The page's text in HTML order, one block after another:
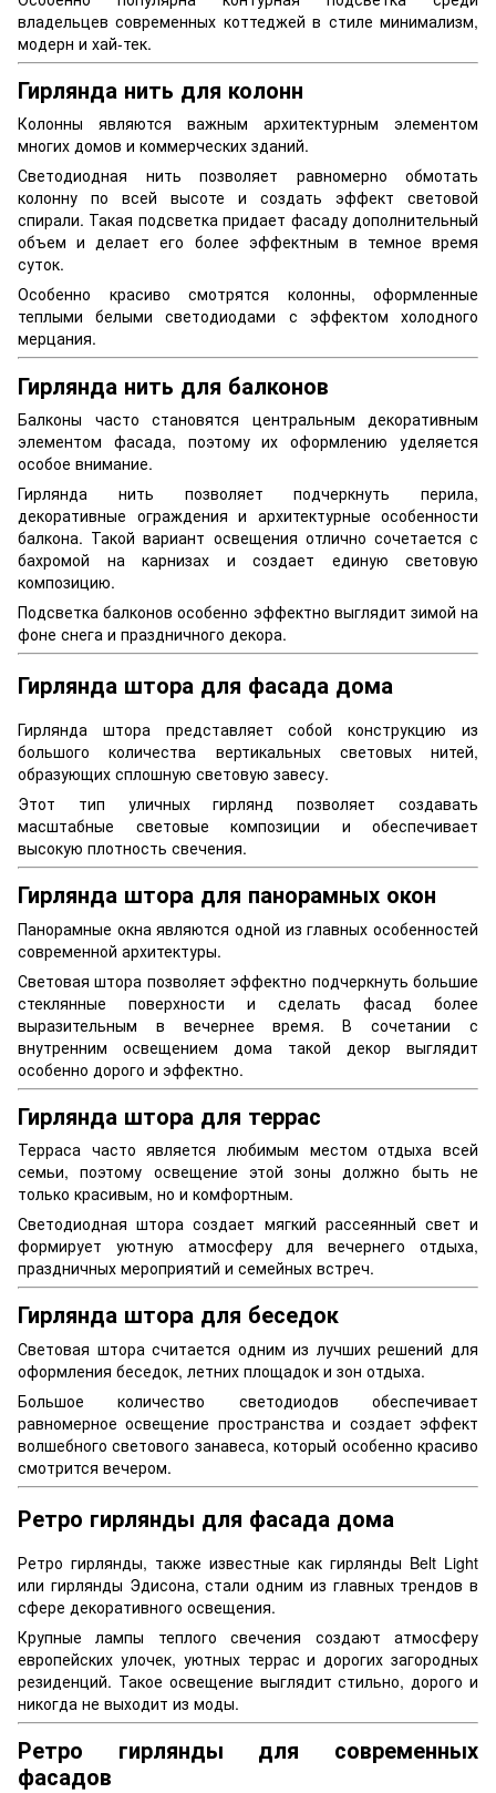
владельцев современных коттеджей в стиле минимализм,
модерн и хай-тек.
Гирлянда нить для колонн
Колонны являются важным архитектурным элементом
многих домов и коммерческих зданий.
Светодиодная нить позволяет равномерно обмотать
колонну по всей высоте и создать эффект световой
спирали. Такая подсветка придает фасаду дополнительный
объем и делает его более эффектным в темное время
суток.
Особенно красиво смотрятся колонны, оформленные
теплыми белыми светодиодами с эффектом холодного
мерцания.
Гирлянда нить для балконов
Балконы часто становятся центральным декоративным
элементом фасада, поэтому их оформлению уделяется
особое внимание.
Гирлянда нить позволяет подчеркнуть перила,
декоративные ограждения и архитектурные особенности
балкона. Такой вариант освещения отлично сочетается с
бахромой на карнизах и создает единую световую
композицию.
Подсветка балконов особенно эффектно выглядит зимой на
фоне снега и праздничного декора.
Гирлянда штора для фасада дома
Гирлянда штора представляет собой конструкцию из
большого количества вертикальных световых нитей,
образующих сплошную световую завесу.
Этот тип уличных гирлянд позволяет создавать
масштабные световые композиции и обеспечивает
высокую плотность свечения.
Гирлянда штора для панорамных окон
Панорамные окна являются одной из главных особенностей
современной архитектуры.
Световая штора позволяет эффектно подчеркнуть большие
стеклянные поверхности и сделать фасад более
выразительным в вечернее время. В сочетании с
внутренним освещением дома такой декор выглядит
особенно дорого и эффектно.
Гирлянда штора для террас
Терраса часто является любимым местом отдыха всей
семьи, поэтому освещение этой зоны должно быть не
только красивым, но и комфортным.
Светодиодная штора создает мягкий рассеянный свет и
формирует уютную атмосферу для вечернего отдыха,
праздничных мероприятий и семейных встреч.
Гирлянда штора для беседок
Световая штора считается одним из лучших решений для
оформления беседок, летних площадок и зон отдыха.
Большое количество светодиодов обеспечивает
равномерное освещение пространства и создает эффект
волшебного светового занавеса, который особенно красиво
смотрится вечером.
Ретро гирлянды для фасада дома
Ретро гирлянды, также известные как гирлянды Belt Light
или гирлянды Эдисона, стали одним из главных трендов в
сфере декоративного освещения.
Крупные лампы теплого свечения создают атмосферу
европейских улочек, уютных террас и дорогих загородных
резиденций. Такое освещение выглядит стильно, дорого и
никогда не выходит из моды.
Ретро гирлянды для современных
фасадов